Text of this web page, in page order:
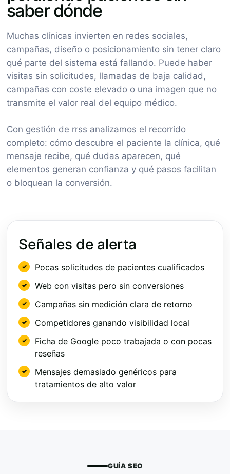
saber dónde
Muchas clínicas invierten en redes sociales,
campañas, diseño o posicionamiento sin tener claro
qué parte del sistema está fallando. Puede haber
visitas sin solicitudes, llamadas de baja calidad,
campañas con coste elevado o una imagen que no
transmite el valor real del equipo médico.
Con gestión de rrss analizamos el recorrido
completo: cómo descubre el paciente la clínica, qué
mensaje recibe, qué dudas aparecen, qué
elementos generan confianza y qué pasos facilitan
o bloquean la conversión.
Señales de alerta
Pocas solicitudes de pacientes cualificados
Web con visitas pero sin conversiones
Campañas sin medición clara de retorno
Competidores ganando visibilidad local
Ficha de Google poco trabajada o con pocas
reseñas
Mensajes demasiado genéricos para
tratamientos de alto valor
GUÍA SEO